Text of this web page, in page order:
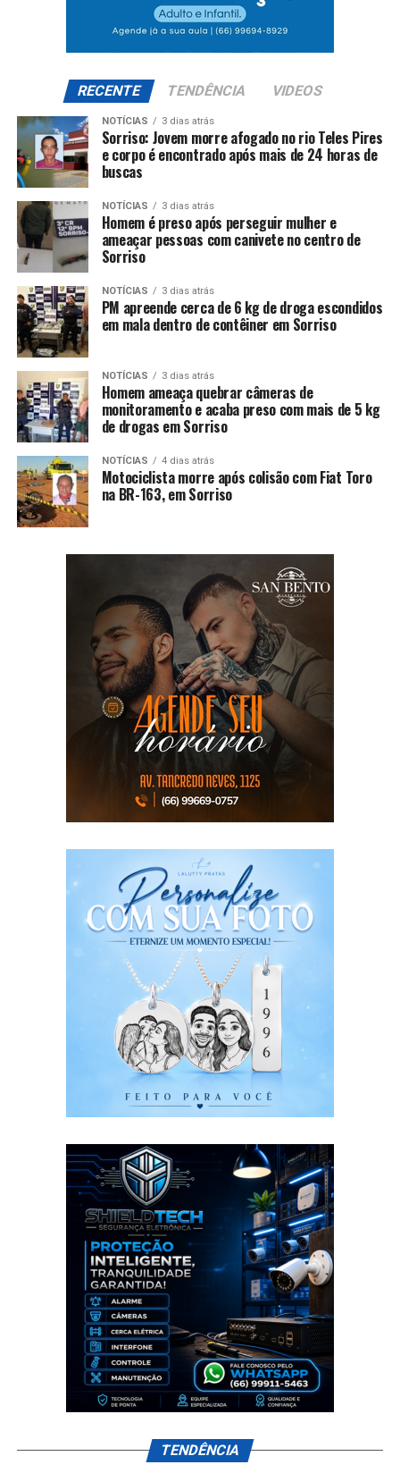
RECENTE TENDÊNCIA VIDEOS
NOTÍCIAS 3 dias atrás
Sorriso: Jovem morre afogado no rio Teles Pires
e corpo é encontrado após mais de 24 horas de
buscas
NOTÍCIAS 3 dias atrás
Homem é preso após perseguir mulher e
ameaçar pessoas com canivete no centro de
Sorriso
NOTÍCIAS 3 dias atrás
PM apreende cerca de 6 kg de droga escondidos
em mala dentro de contêiner em Sorriso
NOTÍCIAS 3 dias atrás
Homem ameaça quebrar câmeras de
monitoramento e acaba preso com mais de 5 kg
de drogas em Sorriso
NOTÍCIAS 4 dias atrás
Motociclista morre após colisão com Fiat Toro
na BR-163, em Sorriso
TENDÊNCIA